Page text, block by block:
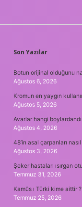
SIDEBAR
Son Yazılar
Botun orijinal olduğunu
Ağustos 6, 2026
Kromun en yaygın
Ağustos 5, 2026
Avarlar hangi
Ağustos 4, 2026
48’in asal çarpanları
Ağustos 3, 2026
Şeker hastaları ısırgan
Temmuz 31, 2026
Kamûs ı Türki kime aittir ?
Temmuz 25, 2026